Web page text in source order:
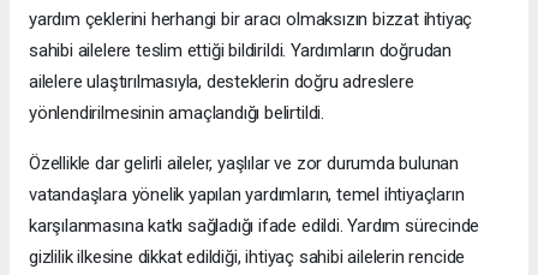
yardım çeklerini herhangi bir aracı olmaksızın bizzat ihtiyaç
sahibi ailelere teslim ettiği bildirildi. Yardımların doğrudan
ailelere ulaştırılmasıyla, desteklerin doğru adreslere
yönlendirilmesinin amaçlandığı belirtildi.
Özellikle dar gelirli aileler, yaşlılar ve zor durumda bulunan
vatandaşlara yönelik yapılan yardımların, temel ihtiyaçların
karşılanmasına katkı sağladığı ifade edildi. Yardım sürecinde
gizlilik ilkesine dikkat edildiği, ihtiyaç sahibi ailelerin rencide